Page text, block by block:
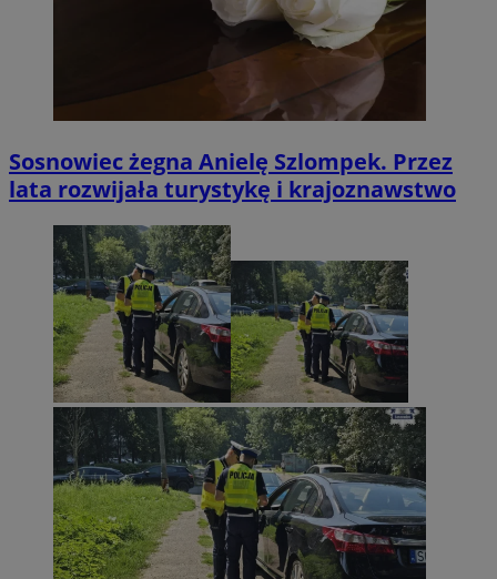
Sosnowiec żegna Anielę Szlompek. Przez
lata rozwijała turystykę i krajoznawstwo